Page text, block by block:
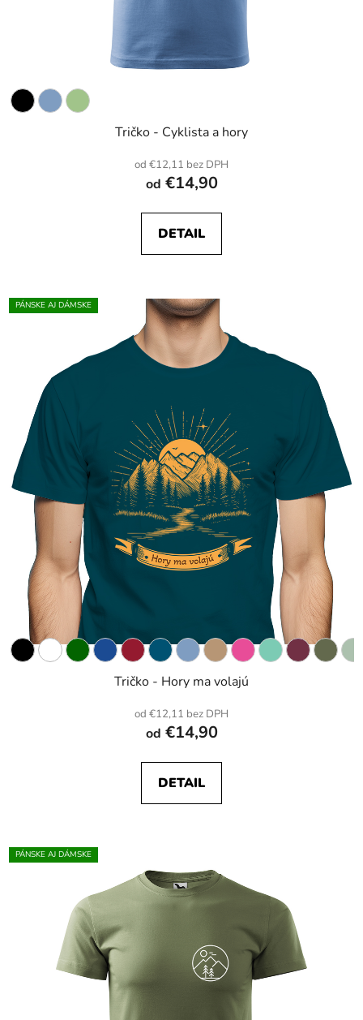
Tričko - Cyklista a hory
od €12,11 bez DPH
od €14,90
DETAIL
PÁNSKE AJ DÁMSKE
Tričko - Hory ma volajú
od €12,11 bez DPH
od €14,90
DETAIL
PÁNSKE AJ DÁMSKE